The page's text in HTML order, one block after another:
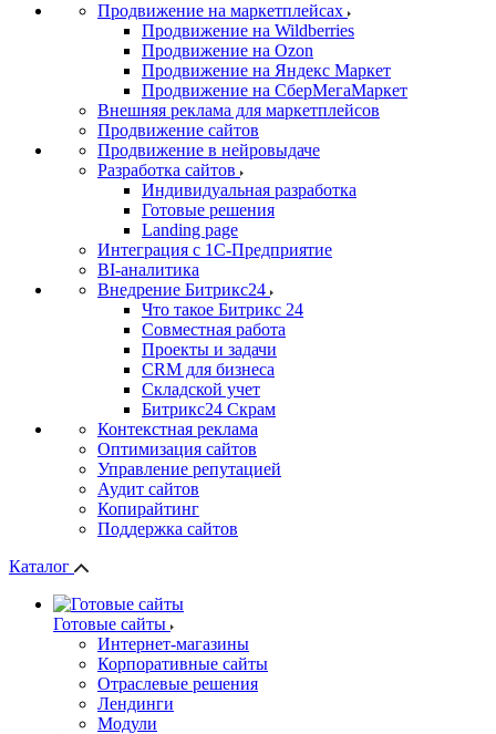
Продвижение на маркетплейсах
Продвижение на Wildberries
Продвижение на Ozon
Продвижение на Яндекс Маркет
Продвижение на СберМегаМаркет
Внешняя реклама для маркетплейсов
Продвижение сайтов
Продвижение в нейровыдаче
Разработка сайтов
Индивидуальная разработка
Готовые решения
Landing page
Интеграция с 1С-Предприятие
BI-аналитика
Внедрение Битрикс24
Что такое Битрикс 24
Совместная работа
Проекты и задачи
СRМ для бизнеса
Складской учет
Битрикс24 Скрам
Контекстная реклама
Оптимизация сайтов
Управление репутацией
Аудит сайтов
Копирайтинг
Поддержка сайтов
Каталог
Готовые сайты
Интернет-магазины
Корпоративные сайты
Отраслевые решения
Лендинги
Модули